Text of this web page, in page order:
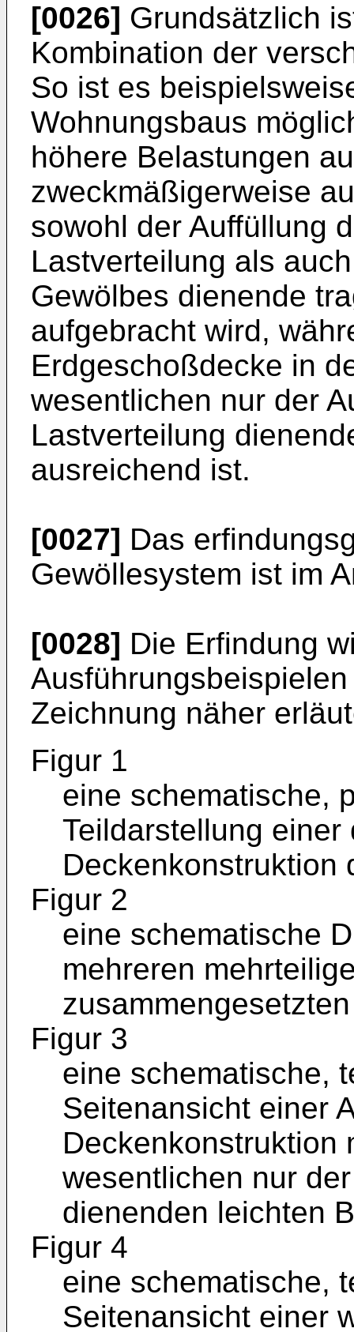
[0026] Grundsätzlich
Kombination der
So ist es
Wohnungsbaus
höhere Belastungen
zweckmäßigerweise
sowohl der Auffüllung
Lastverteilung als
Gewölbes dienende
aufgebracht wird,
Erdgeschoßdecke in
wesentlichen nur der
Lastverteilung
ausreichend ist.
[0027] Das
Gewöllesystem ist im
[0028] Die Erfindung
Zeichnung näher
Figur 1
eine schematische,
Teildarstellung
Deckenkonstruktion
Figur 2
eine schematische
mehreren
Figur 3
eine schematische,
Seitenansicht einer
Deckenkonstruktion
wesentlichen nur
dienenden leichten
Figur 4
eine schematische,
Seitenansicht einer